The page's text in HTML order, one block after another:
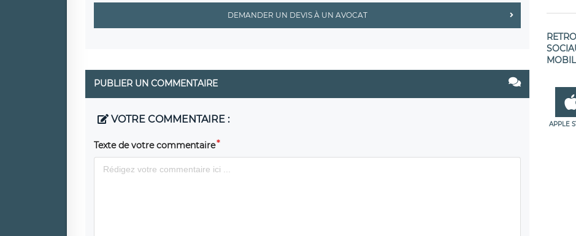
DEMANDER UN DEVIS À UN AVOCAT
PUBLIER UN COMMENTAIRE
VOTRE COMMENTAIRE :
Texte de votre commentaire
APPLE